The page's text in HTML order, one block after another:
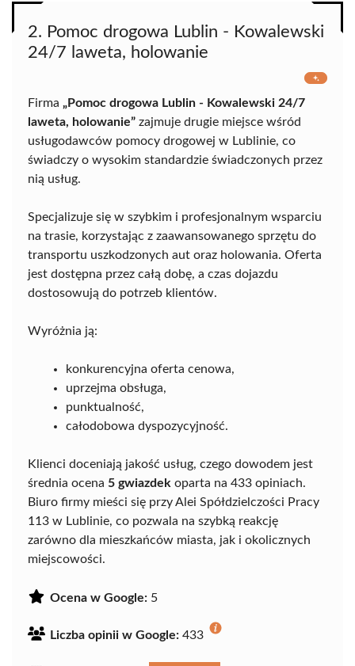
2. Pomoc drogowa Lublin - Kowalewski
24/7 laweta, holowanie
Firma „Pomoc drogowa Lublin - Kowalewski 24/7
laweta, holowanie” zajmuje drugie miejsce wśród
usługodawców pomocy drogowej w Lublinie, co
świadczy o wysokim standardzie świadczonych przez
nią usług.
Specjalizuje się w szybkim i profesjonalnym wsparciu
na trasie, korzystając z zaawansowanego sprzętu do
transportu uszkodzonych aut oraz holowania. Oferta
jest dostępna przez całą dobę, a czas dojazdu
dostosowują do potrzeb klientów.
Wyróżnia ją:
konkurencyjna oferta cenowa,
uprzejma obsługa,
punktualność,
całodobowa dyspozycyjność.
Klienci doceniają jakość usług, czego dowodem jest
średnia ocena 5 gwiazdek oparta na 433 opiniach.
Biuro firmy mieści się przy Alei Spółdzielczości Pracy
113 w Lublinie, co pozwala na szybką reakcję
zarówno dla mieszkańców miasta, jak i okolicznych
miejscowości.
Ocena w Google: 5
Liczba opinii w Google: 433